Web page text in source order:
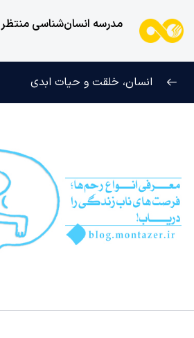
مدرسه انسان‌شناسی منتظر
چرا آفریده شده‌ایم؟
راز شادی و آرامش پایدار
بلوغ کودک عزیز روان
انسان، خلقت و حیات ابدی